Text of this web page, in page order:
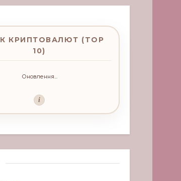
КРИПТОВАЛЮТ (TOP
10)
Оновлення...
i